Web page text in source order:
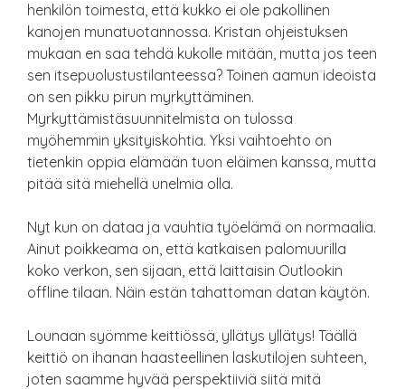
henkilön toimesta, että kukko ei ole pakollinen
kanojen munatuotannossa. Kristan ohjeistuksen
mukaan en saa tehdä kukolle mitään, mutta jos teen
sen itsepuolustustilanteessa? Toinen aamun ideoista
on sen pikku pirun myrkyttäminen.
Myrkyttämistäsuunnitelmista on tulossa
myöhemmin yksityiskohtia. Yksi vaihtoehto on
tietenkin oppia elämään tuon eläimen kanssa, mutta
pitää sitä miehellä unelmia olla.
Nyt kun on dataa ja vauhtia työelämä on normaalia.
Ainut poikkeama on, että katkaisen palomuurilla
koko verkon, sen sijaan, että laittaisin Outlookin
offline tilaan. Näin estän tahattoman datan käytön.
Lounaan syömme keittiössä, yllätys yllätys! Täällä
keittiö on ihanan haasteellinen laskutilojen suhteen,
joten saamme hyvää perspektiiviä siitä mitä